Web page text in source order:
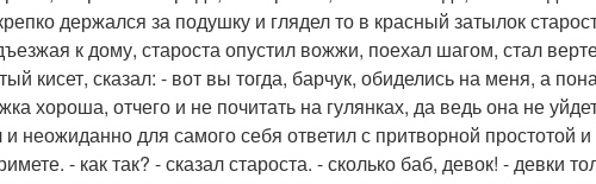
держался за подушку и глядел то в красный затылок
к дому, староста опустил вожжи, поехал шагом, стал
кисет, сказал: - вот вы тогда, барчук, обиделись на меня, а
хороша, отчего и не почитать на гулянках, да ведь она не
неожиданно для самого себя ответил с притворной простотой
- как так? - сказал староста. - сколько баб, девок! - девки